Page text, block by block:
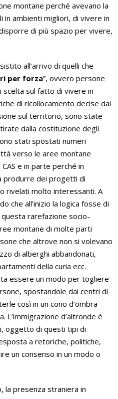
montane perché avevano la
ambienti migliori, di vivere in
di più spazio per vivere,
all’arrivo di quelli che
per forza”, ovvero persone
scelta sul fatto di vivere in
di ricollocamento decise dai
sul territorio, sono state
dalla costituzione degli
stati spostati numeri
verso le aree montane
e in parte perché in
produrre dei progetti di
rivelati molto interessanti. A
che all’inizio la logica fosse di
rarefazione socio-
montane di molte parti
che altrove non si volevano
di alberghi abbandonati,
della curia ecc.
essere un modo per togliere
spostandole dai centri di
così in un cono d’ombra
L’immigrazione d’altronde è
oggetto di questi tipi di
a retoriche, politiche,
un consenso in un modo o
la presenza straniera in